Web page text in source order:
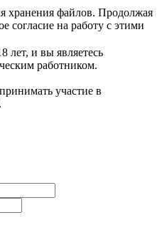
хранения файлов. Продолжая
согласие на работу с этими
лет, и вы являетесь
работником.
участие в